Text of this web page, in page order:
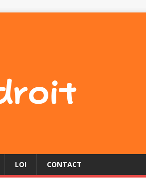
LOI CONTACT